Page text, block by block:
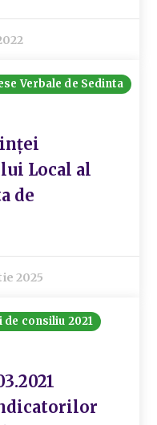
Verbale de Sedinta
Local al
de
2025
consiliu 2021